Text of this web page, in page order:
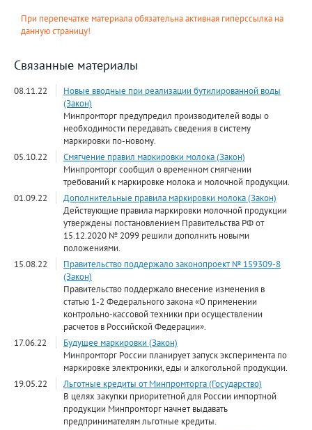
При перепечатке материала обязательна активная гиперссылка на
данную страницу!
Связанные материалы
08.11.22
Новые вводные при реализации бутилированной воды
(Закон)
Минпромторг предупредил производителей воды о
необходимости передавать сведения в систему
маркировки по-новому.
05.10.22
Смягчение правил маркировки молока (Закон)
Минпромторг сообщил о временном смягчении
требований к маркировке молока и молочной продукции.
01.09.22
Дополнительные правила маркировки молока (Закон)
Действующие правила маркировки молочной продукции
утверждены постановлением Правительства РФ от
15.12.2020 № 2099 решили дополнить новыми
положениями.
15.08.22
Правительство поддержало законопроект № 159309-8
(Закон)
Правительство поддержало внесение изменения в
статью 1-2 Федерального закона «О применении
контрольно-кассовой техники при осуществлении
расчетов в Российской Федерации».
17.06.22
Будущее маркировки (Закон)
Минпромторг России планирует запуск эксперимента по
маркировке электроники, еды и алкогольной продукции.
19.05.22
Льготные кредиты от Минпромторга (Государство)
В целях закупки приоритетной для России импортной
продукции Минпромторг начнет выдавать
предпринимателям льготные кредиты.